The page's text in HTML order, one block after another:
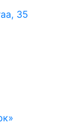
35